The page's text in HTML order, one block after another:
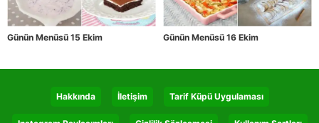
Günün Menüsü 15 Ekim Günün Menüsü 16 Ekim
Hakkında İletişim Tarif Küpü Uygulaması